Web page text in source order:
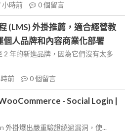
小時前 0個留言
(LMS) 外掛推薦，適合經營教
人品牌和內容商業化部署
年的新進品牌，因為它們沒有太多
前 0個留言
- Social Login |
外掛爆出嚴重驗證繞過漏洞，使...